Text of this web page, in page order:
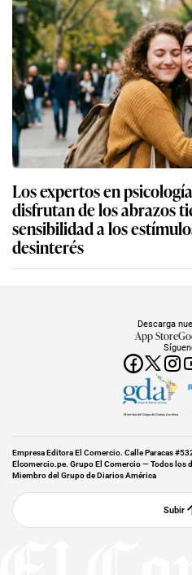
Los expertos en
disfrutan de los abrazos
sensibilidad a los
desinterés
Descarga
App Store
Miembro del Grupo de Diarios América
Empresa Editora El Comercio. Calle Paracas
Elcomercio.pe. Grupo El Comercio — Todos los
Miembro del Grupo de Diarios América
Subir